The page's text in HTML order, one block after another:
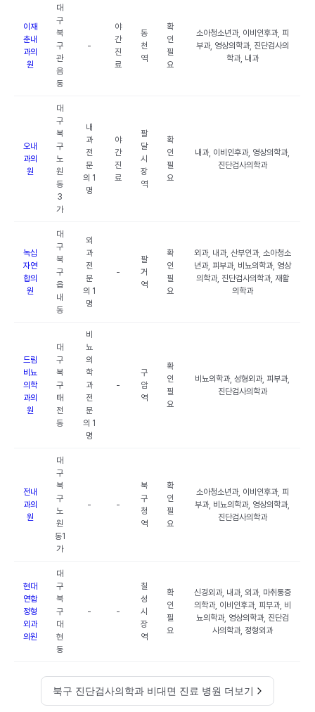
이재
춘내
과의
원
대
구
북
구
관
음
동
-
야
간
진
료
동
천
역
확
인
필
요
소아청소년과, 이비인후과, 피
부과, 영상의학과, 진단검사의
학과, 내과
오내
과의
원
대
구
북
구
노
원
동
3
가
내
과
전
문
의 1
명
야
간
진
료
팔
달
시
장
역
확
인
필
요
내과, 이비인후과, 영상의학과,
진단검사의학과
녹십
자연
합의
원
대
구
북
구
읍
내
동
외
과
전
문
의 1
명
-
팔
거
역
확
인
필
요
외과, 내과, 산부인과, 소아청소
년과, 피부과, 비뇨의학과, 영상
의학과, 진단검사의학과, 재활
의학과
드림
비뇨
의학
과의
원
대
구
북
구
태
전
동
비
뇨
의
학
과
전
문
의 1
명
-
구
암
역
확
인
필
요
비뇨의학과, 성형외과, 피부과,
진단검사의학과
전내
과의
원
대
구
북
구
노
원
동1
가
- -
북
구
청
역
확
인
필
요
소아청소년과, 이비인후과, 피
부과, 비뇨의학과, 영상의학과,
진단검사의학과
현대
연합
정형
외과
의원
대
구
북
구
대
현
동
- -
칠
성
시
장
역
확
인
필
요
신경외과, 내과, 외과, 마취통증
의학과, 이비인후과, 피부과, 비
뇨의학과, 영상의학과, 진단검
사의학과, 정형외과
북구 진단검사의학과 비대면 진료 병원 더보기